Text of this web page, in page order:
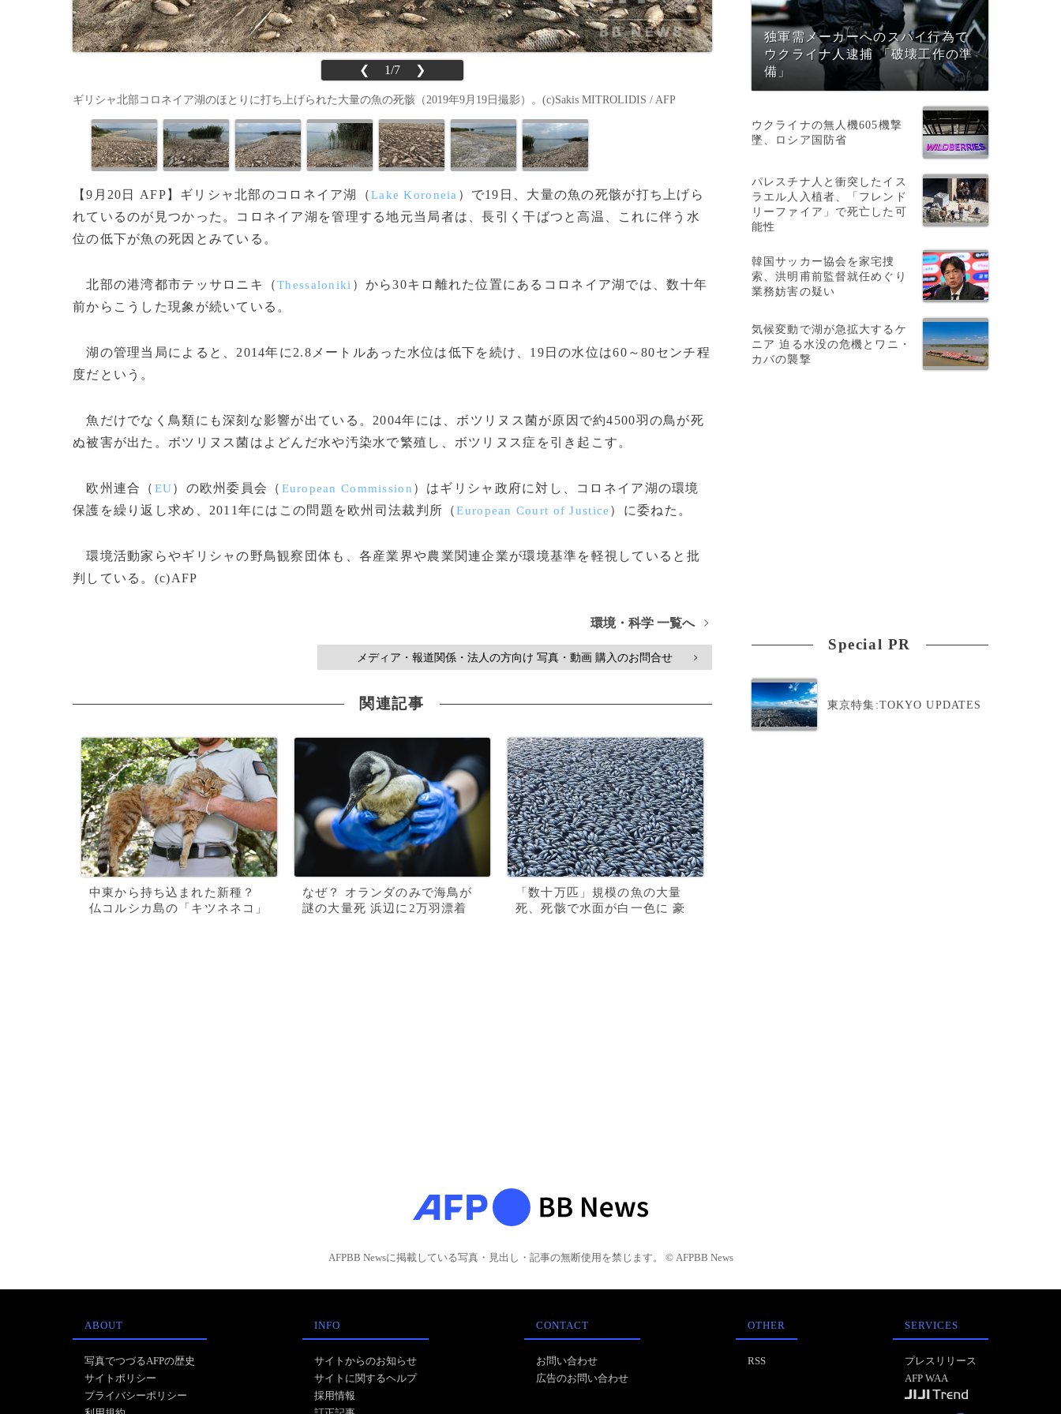
❮ 1/7 ❯
ギリシャ北部コロネイア湖のほとりに打ち上げられた大量の魚の死骸（2019年9月19日撮影）。(c)Sakis MITROLIDIS / AFP
【9月20日 AFP】ギリシャ北部のコロネイア湖（Lake Koroneia ）で19日、大量の魚の死骸が打ち上げら
れているのが見つかった。コロネイア湖を管理する地元当局者は、長引く干ばつと高温、これに伴う水
位の低下が魚の死因とみている。
北部の港湾都市テッサロニキ（Thessaloniki ）から30キロ離れた位置にあるコロネイア湖では、数十年
前からこうした現象が続いている。
湖の管理当局によると、2014年に2.8メートルあった水位は低下を続け、19日の水位は60～80センチ程
度だという。
魚だけでなく鳥類にも深刻な影響が出ている。2004年には、ボツリヌス菌が原因で約4500羽の鳥が死
ぬ被害が出た。ボツリヌス菌はよどんだ水や汚染水で繁殖し、ボツリヌス症を引き起こす。
欧州連合（ EU）の欧州委員会（ European Commission ）はギリシャ政府に対し、コロネイア湖の環境
保護を繰り返し求め、2011年にはこの問題を欧州司法裁判所（European Court of Justice ）に委ねた。
環境活動家らやギリシャの野鳥観察団体も、各産業界や農業関連企業が環境基準を軽視していると批
判している。(c)AFP
環境・科学 一覧へ >
メディア・報道関係・法人の方向け 写真・動画 購入のお問合せ >
関連記事
中東から持ち込まれた新種？
仏コルシカ島の「キツネネコ」
なぜ？ オランダのみで海鳥が
謎の大量死 浜辺に2万羽漂着
「数十万匹」規模の魚の大量
死、死骸で水面が白一色に 豪
独軍需メーカーへのスパイ行為で
ウクライナ人逮捕 「破壊工作の準
備」
ウクライナの無人機605機撃
墜、ロシア国防省
パレスチナ人と衝突したイス
ラエル人入植者、「フレンド
リーファイア」で死亡した可
能性
韓国サッカー協会を家宅捜
索、洪明甫前監督就任めぐり
業務妨害の疑い
気候変動で湖が急拡大するケ
ニア 迫る水没の危機とワニ・
カバの襲撃
Special PR
東京特集:TOKYO UPDATES
AFPBB Newsに掲載している写真・見出し・記事の無断使用を禁じます。 © AFPBB News
ABOUT
写真でつづるAFPの歴史
サイトポリシー
プライバシーポリシー
INFO
サイトからのお知らせ
サイトに関するヘルプ
採用情報
CONTACT
お問い合わせ
広告のお問い合わせ
OTHER
RSS
SERVICES
プレスリリース
AFP WAA